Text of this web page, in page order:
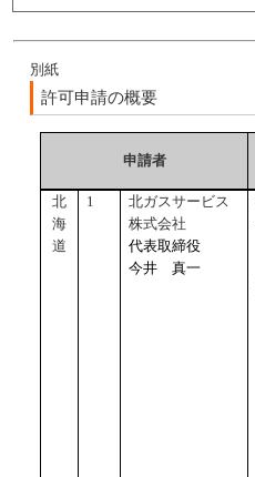
別紙
許可申請の概要
申請者
北
海
道
1
北ガスサービス
株式会社
代表取締役
今井 真一